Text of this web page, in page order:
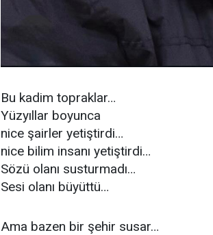
Bu kadim topraklar…
Yüzyıllar boyunca
nice şairler yetiştirdi…
nice bilim insanı yetiştirdi…
Sözü olanı susturmadı…
Sesi olanı büyüttü…
Ama bazen bir şehir susar…